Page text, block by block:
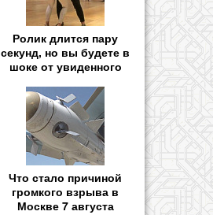
Ролик длится пару
секунд, но вы будете в
шоке от увиденного
Что стало причиной
громкого взрыва в
Москве 7 августа